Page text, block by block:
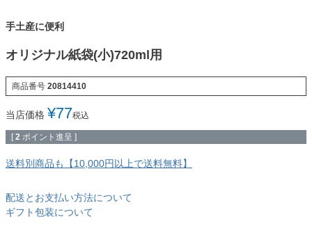
手土産に便利
オリジナル紙袋(小)720ml用
商品番号 20814410
当店価格 ¥77税込
[ 2 ポイント進呈 ]
送料別商品も【10,000円以上で送料無料】
配送とお支払い方法について
ギフト包装について